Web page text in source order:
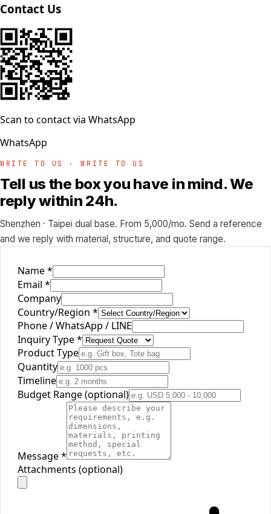
Contact Us
Scan to contact via WhatsApp
WhatsApp
WRITE TO US · WRITE TO US
Tell us the box you have in mind. We
reply within 24h.
Shenzhen · Taipei dual base. From 5,000/mo. Send a reference
and we reply with material, structure, and quote range.
Name*
Email *
Company
Country/Region *
Phone / WhatsApp / LINE
Inquiry Type*
Product Type
Quantity
Timeline
Budget Range (optional)
Message*
Attachments (optional)